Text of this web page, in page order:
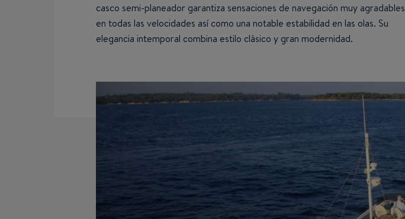
casco semi-planeador garantiza sensaciones de navegación muy agradables
en todas las velocidades así como una notable estabilidad en las olas. Su
elegancia intemporal combina estilo clásico y gran modernidad.